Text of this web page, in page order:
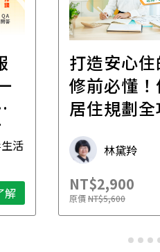
活
解
打造安心
修前必懂
居住規劃
林黛羚
NT$2,900
原價NT$5,600